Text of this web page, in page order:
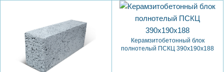
Керамзитобетонный блок
полнотелый ПСКЦ 390х190х188